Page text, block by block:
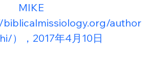
MIKE
biblicalmissiology.org/author
），2017年4月10日